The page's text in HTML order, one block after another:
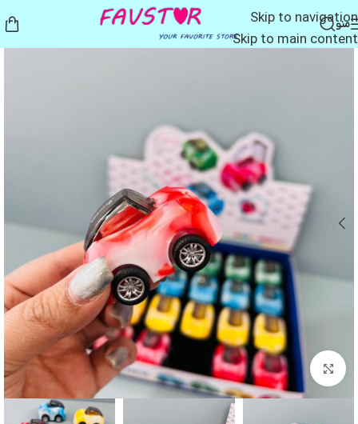
Skip to navigation
Skip to main content
منو
بزرگنمایی تصویر